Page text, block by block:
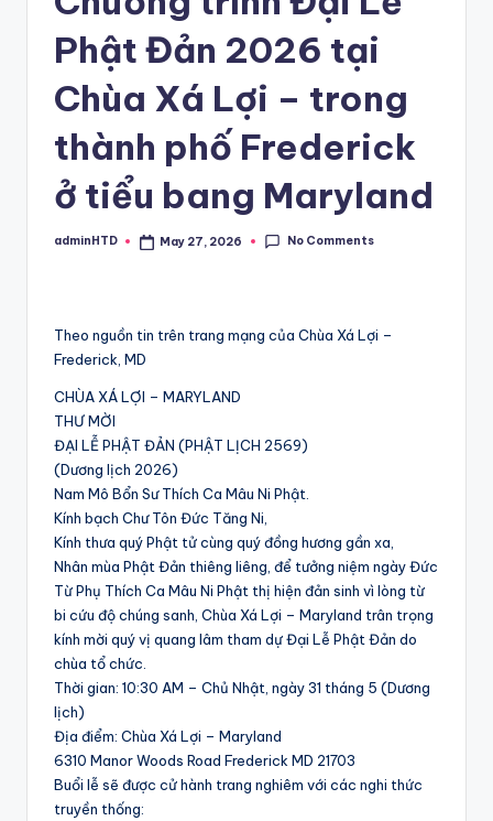
Phật Đản 2026 tại
Chùa Xá Lợi – trong
thành phố Frederick
ở tiểu bang Maryland
Posted
adminHTD May 27, 2026 No Comments
Theo nguồn tin trên trang mạng của Chùa Xá Lợi –
Frederick, MD
CHÙA XÁ LỢI – MARYLAND
THƯ MỜI
ĐẠI LỄ PHẬT ĐẢN (PHẬT LỊCH 2569)
(Dương lịch 2026)
Nam Mô Bổn Sư Thích Ca Mâu Ni Phật.
Kính bạch Chư Tôn Đức Tăng Ni,
Kính thưa quý Phật tử cùng quý đồng hương gần xa,
Nhân mùa Phật Đản thiêng liêng, để tưởng niệm ngày Đức
Từ Phụ Thích Ca Mâu Ni Phật thị hiện đản sinh vì lòng từ
bi cứu độ chúng sanh, Chùa Xá Lợi – Maryland trân trọng
kính mời quý vị quang lâm tham dự Đại Lễ Phật Đản do
chùa tổ chức.
Thời gian: 10:30 AM – Chủ Nhật, ngày 31 tháng 5 (Dương
lịch)
Địa điểm: Chùa Xá Lợi – Maryland
6310 Manor Woods Road Frederick MD 21703
Buổi lễ sẽ được cử hành trang nghiêm với các nghi thức
truyền thống: